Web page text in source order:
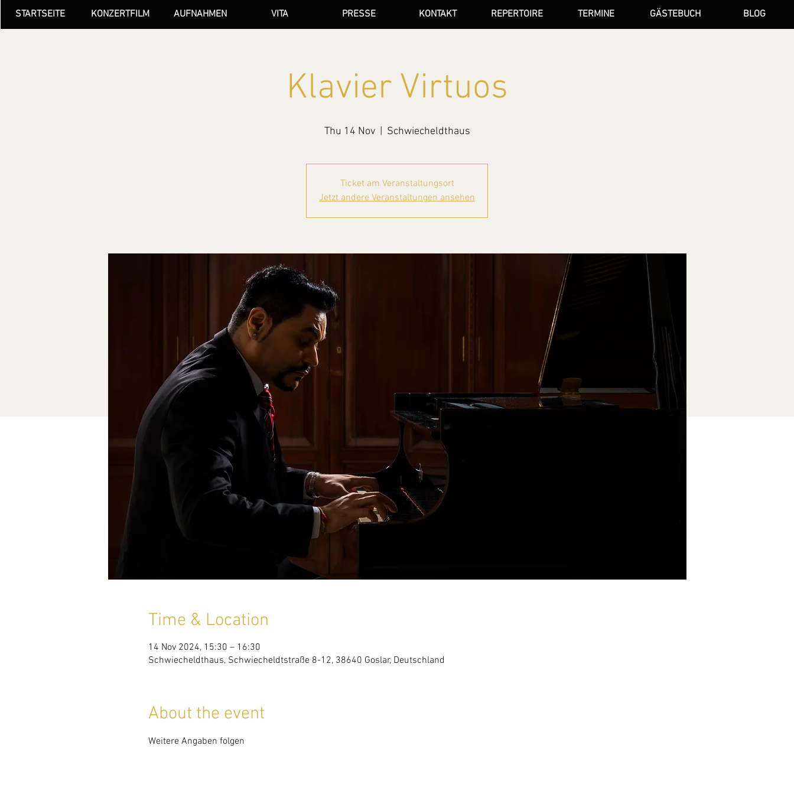
STARTSEITE KONZERTFILM AUFNAHMEN VITA PRESSE KONTAKT REPERTOIRE TERMINE GÄSTEBUCH BLOG
Klavier Virtuos
Thu 14 Nov
  |
Schwiecheldthaus
Ticket am Veranstaltungsort
Jetzt andere Veranstaltungen ansehen
Time & Location
14 Nov 2024, 15:30 – 16:30
Schwiecheldthaus, Schwiecheldtstraße 8-12, 38640 Goslar, Deutschland
About the event
Weitere Angaben folgen